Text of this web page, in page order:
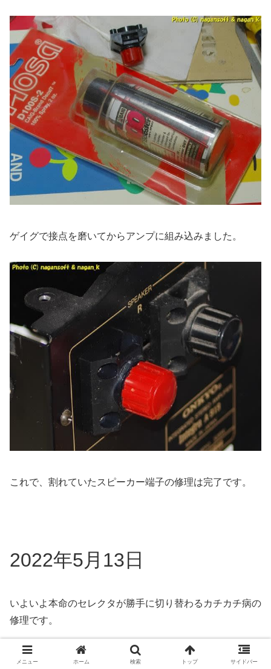
ゲイグで接点を磨いてからアンプに組み込みました。
これで、割れていたスピーカー端子の修理は完了です。
2022年5月13日
いよいよ本命のセレクタが勝手に切り替わるカチカチ病の
修理です。
この症状の問題個所と対策修理方法は先駆者によってネッ
メニュー ホーム 検索 トップ サイドバー